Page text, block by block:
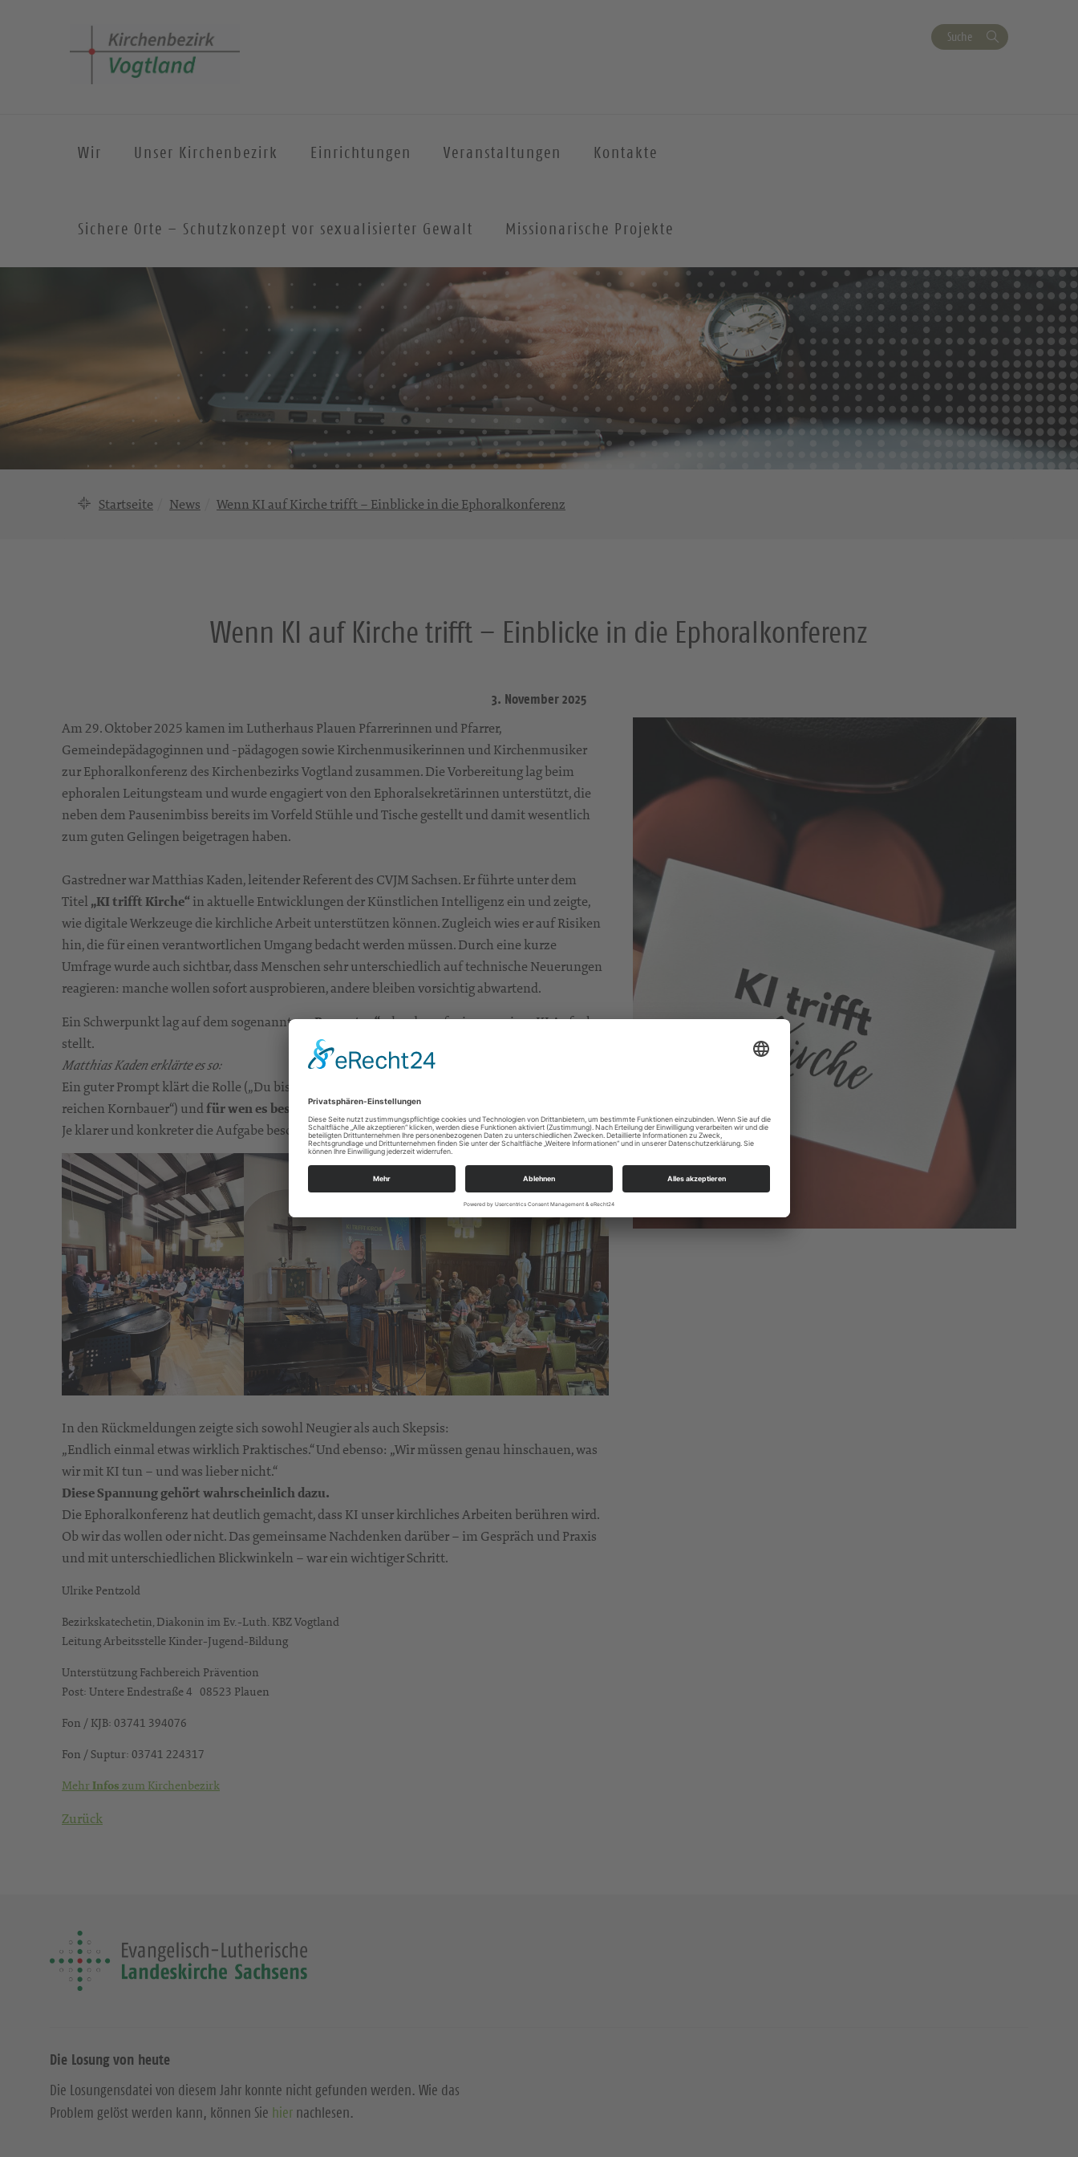
Suche
Wir Unser Kirchenbezirk Einrichtungen Veranstaltungen Kontakte
Sichere Orte – Schutzkonzept vor sexualisierter Gewalt Missionarische Projekte
Startseite News Wenn KI auf Kirche trifft – Einblicke in die Ephoralkonferenz
Wenn KI auf Kirche trifft – Einblicke in die Ephoralkonferenz
3. November 2025
Am 29. Oktober 2025 kamen im Lutherhaus Plauen Pfarrerinnen und Pfarrer,
Gemeindepädagoginnen und -pädagogen sowie Kirchenmusikerinnen und Kirchenmusiker
zur Ephoralkonferenz des Kirchenbezirks Vogtland zusammen. Die Vorbereitung lag beim
ephoralen Leitungsteam und wurde engagiert von den Ephoralsekretärinnen unterstützt, die
neben dem Pausenimbiss bereits im Vorfeld Stühle und Tische gestellt und damit wesentlich
zum guten Gelingen beigetragen haben.
Gastredner war Matthias Kaden, leitender Referent des CVJM Sachsen. Er führte unter dem
Titel „KI trifft Kirche“ in aktuelle Entwicklungen der Künstlichen Intelligenz ein und zeigte,
wie digitale Werkzeuge die kirchliche Arbeit unterstützen können. Zugleich wies er auf Risiken
hin, die für einen verantwortlichen Umgang bedacht werden müssen. Durch eine kurze
Umfrage wurde auch sichtbar, dass Menschen sehr unterschiedlich auf technische Neuerungen
reagieren: manche wollen sofort ausprobieren, andere bleiben vorsichtig abwartend.
Ein Schwerpunkt lag auf dem sogenannten„Prompten“, also darauf, wie man einer KI Aufgaben
stellt.
Matthias Kaden erklärte es so:
Ein guter Prompt klärt die Rolle („Du bist Pfarrer“),
reichen Kornbauer“) undfür wen es bestimmt ist(„in einfacher Sprache für Jugendliche“).
Je klarer und konkreter die Aufgabe beschrieben wird, desto hilfreicher das Ergebnis.
In den Rückmeldungen zeigte sich sowohl Neugier als auch Skepsis:
„Endlich einmal etwas wirklich Praktisches.“ Und ebenso: „Wir müssen genau hinschauen, was
wir mit KI tun – und was lieber nicht.“
Diese Spannung gehört wahrscheinlich dazu.
Die Ephoralkonferenz hat deutlich gemacht, dass KI unser kirchliches Arbeiten berühren wird.
Ob wir das wollen oder nicht. Das gemeinsame Nachdenken darüber – im Gespräch und Praxis
und mit unterschiedlichen Blickwinkeln – war ein wichtiger Schritt.
Ulrike Pentzold
Bezirkskatechetin, Diakonin im Ev.-Luth. KBZ Vogtland
Leitung Arbeitsstelle Kinder-Jugend-Bildung
Unterstützung Fachbereich Prävention
Post: Untere Endestraße 4 08523 Plauen
Fon / KJB: 03741 394076
Fon / Suptur: 03741 224317
MehrInfoszum Kirchenbezirk
Zurück
Die Losung von heute
Die Losungensdatei von diesem Jahr konnte nicht gefunden werden. Wie das
Problem gelöst werden kann, können Sie hier nachlesen.